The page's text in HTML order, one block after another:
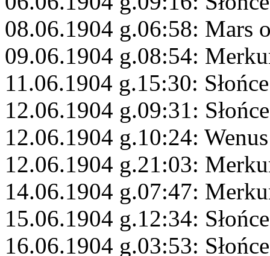
08.06.1904 g.06:58: Mars
09.06.1904 g.08:54:
11.06.1904 g.15:30:
12.06.1904 g.09:31:
12.06.1904 g.10:24:
12.06.1904 g.21:03:
14.06.1904 g.07:47:
15.06.1904 g.12:34:
16.06.1904 g.03:53: